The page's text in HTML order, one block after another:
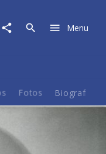
Menu
Fotos Biografie